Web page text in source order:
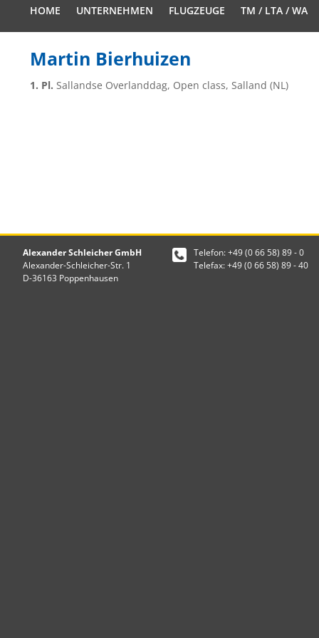
HOME UNTERNEHMEN FLUGZEUGE TM / LTA / WA
Martin Bierhuizen
1. Pl. Sallandse Overlanddag, Open class, Salland (NL)
Alexander Schleicher GmbH
Alexander-Schleicher-Str. 1
D-36163 Poppenhausen
Telefon: +49 (0 66 58) 89 - 0
Telefax: +49 (0 66 58) 89 - 40